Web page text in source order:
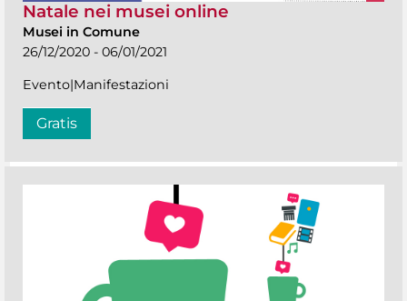
Natale nei musei online
Musei in Comune
26/12/2020 - 06/01/2021
Evento|Manifestazioni
Gratis